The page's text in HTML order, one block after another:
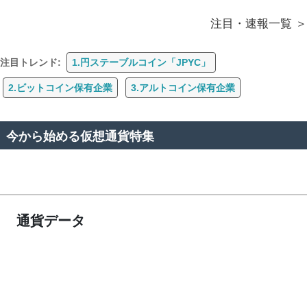
注目・速報一覧
注目トレンド: 1.円ステーブルコイン「JPYC」
2.ビットコイン保有企業 3.アルトコイン保有企業
今から始める仮想通貨特集
通貨データ